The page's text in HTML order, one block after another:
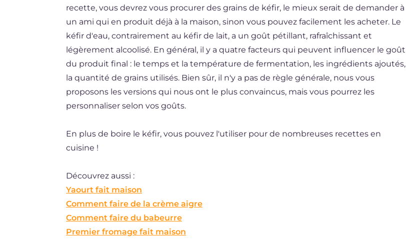
BR
NL
recette, vous devrez vous procurer des grains de kéfir, le mieux serait de demander à
un ami qui en produit déjà à la maison, sinon vous pouvez facilement les acheter. Le
kéfir d'eau, contrairement au kéfir de lait, a un goût pétillant, rafraîchissant et
légèrement alcoolisé. En général, il y a quatre facteurs qui peuvent influencer le goût
du produit final : le temps et la température de fermentation, les ingrédients ajoutés,
la quantité de grains utilisés. Bien sûr, il n'y a pas de règle générale, nous vous
proposons les versions qui nous ont le plus convaincus, mais vous pourrez les
personnaliser selon vos goûts.
En plus de boire le kéfir, vous pouvez l'utiliser pour de nombreuses recettes en
cuisine !
Découvrez aussi :
Yaourt fait maison
Comment faire de la crème aigre
Comment faire du babeurre
Premier fromage fait maison